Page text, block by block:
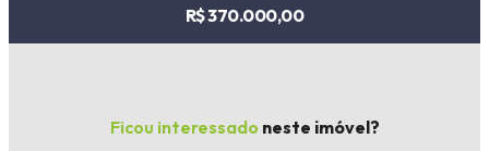
R$ 370.000,00
Ficou interessado neste imóvel?